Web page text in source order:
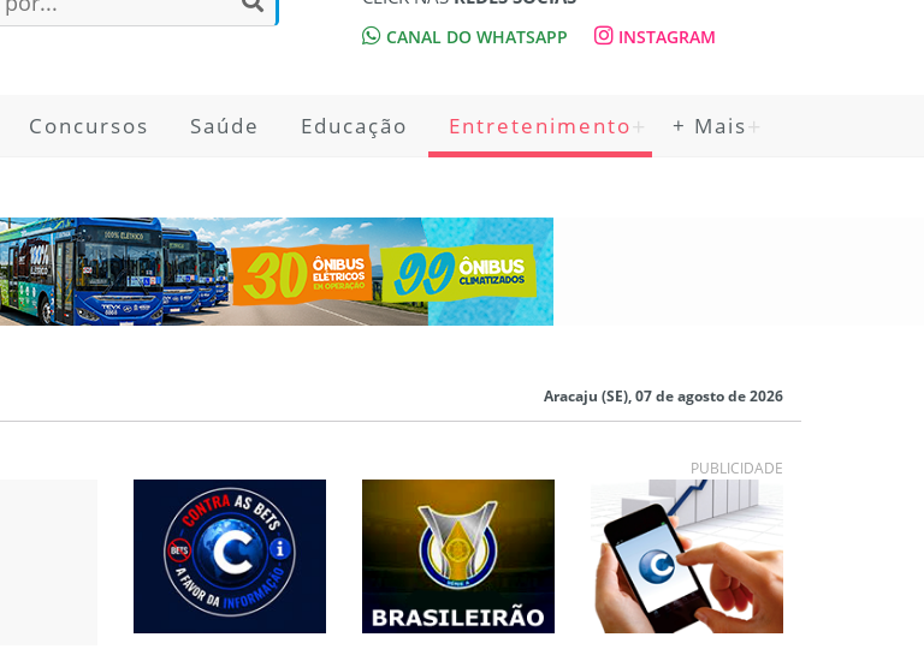
CANAL DO WHATSAPP INSTAGRAM
Concursos Saúde Educação Entretenimento + Mais
Aracaju (SE), 07 de agosto de 2026
PUBLICIDADE